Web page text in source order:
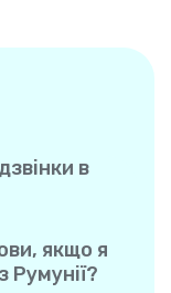
в
платите
прихованих
підписок
якщо я